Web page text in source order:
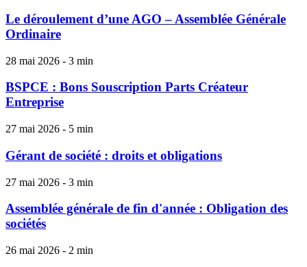
Le déroulement d’une AGO – Assemblée Générale
Ordinaire
28 mai 2026 - 3 min
BSPCE : Bons Souscription Parts Créateur
Entreprise
27 mai 2026 - 5 min
Gérant de société : droits et obligations
27 mai 2026 - 3 min
Assemblée générale de fin d'année : Obligation des
sociétés
26 mai 2026 - 2 min